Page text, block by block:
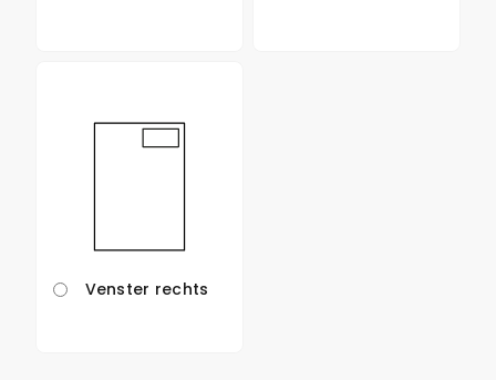
Venster rechts